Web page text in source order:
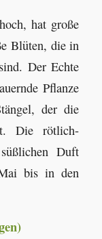
hat große
Blüten, die in
Der Echte
Pflanze
der die
Die rötlich-
Duft
bis in den